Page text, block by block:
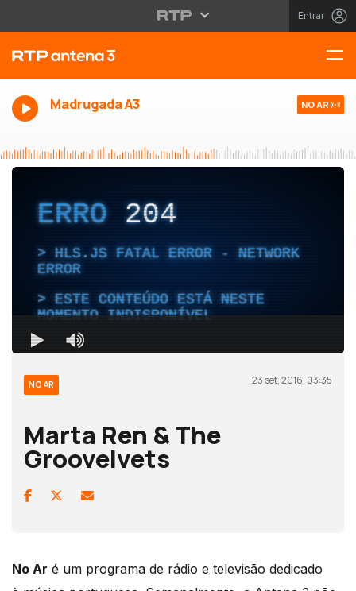
Entrar
Madrugada A3 NO AR
NO AR 23 set, 2016, 03:35
Marta Ren & The
Groovelvets
No Ar é um programa de rádio e televisão dedicado